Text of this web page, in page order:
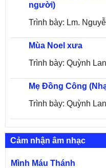
người)
Trình bày: Lm.
Mùa Noel xưa
Trình bày: Quỳnh Lan
Mẹ Đồng Công
Trình bày: Quỳnh Lan
Cảm nhận âm nhạc
Mình Máu Thánh